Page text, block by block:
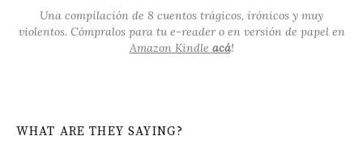
Una compilación de 8 cuentos trágicos, irónicos y muy
violentos. Cómpralos para tu e-reader o en versión de papel en
Amazon Kindle acá!
WHAT ARE THEY SAYING?